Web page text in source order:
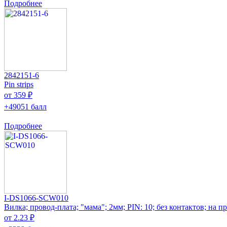
Подробнее
2842151-6
Pin strips
от 359 ₽
+49051 балл
Подробнее
I-DS1066-SCW010
Вилка; провод-плата; "мама"; 2мм; PIN: 10; без контактов; на
от 2.23 ₽